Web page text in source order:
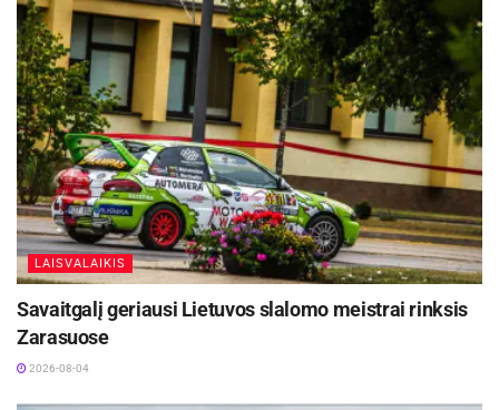
surašyti administracinių nusižengimų protokolai.
Savivaldybė kviečia gyventojus atsakingai
prižiūrėti savo sklypus ir nelaukti įspėjimų ar
kaimynų skundų. Tvarkinga aplinka – tai pagarba
šalia gyvenantiems žmonėms, gražesnis mūsų
krašto vaizdas ir svetingesnis Zarasų rajonas
atvykstantiems svečiams.
LAISVALAIKIS
Savaitgalį geriausi Lietuvos slalomo meistrai rinksis
Zarasuose
2026-08-04